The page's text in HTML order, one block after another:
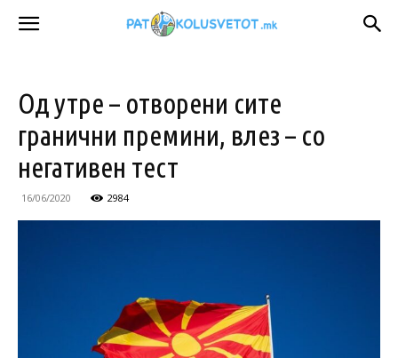
Од утре – отворени сите
гранични премини, влез – со
негативен тест
16/06/2020 2984